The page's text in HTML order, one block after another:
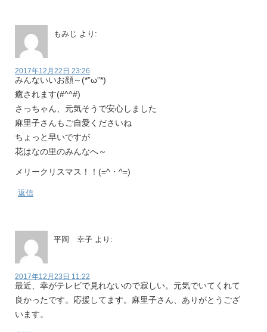
もみじ より:
2017年12月22日 23:26
みんないいお顔～(*”ω”*)
癒されます(#^^#)
さっちゃん、元気そうで安心しました
麻里子さんもご自愛くださいね
ちょっと早いですが
花はなの里のみんなへ～
メリークリスマス！！(=^・^=)
返信
平岡 幸子 より:
2017年12月23日 11:22
最近、幸がテレビで見れないので寂しい。元気でいてくれて
良かったです。応援してます。麻里子さん、ありがとうござ
います。